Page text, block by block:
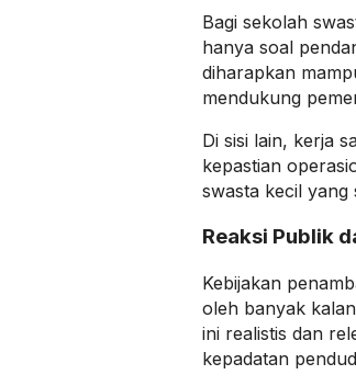
Bagi sekolah
hanya soal
diharapkan
mendukung
Di sisi lain, kerja
kepastian
swasta kecil yang
Reaksi Publik
Kebijakan
oleh banyak
ini realistis dan
kepadatan